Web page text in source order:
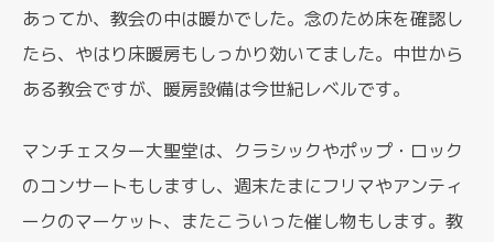
あってか、教会の中は暖かでした。念のため床を確認し
たら、やはり床暖房もしっかり効いてました。中世から
ある教会ですが、暖房設備は今世紀レベルです。
マンチェスター大聖堂は、クラシックやポップ・ロック
のコンサートもしますし、週末たまにフリマやアンティ
ークのマーケット、またこういった催し物もします。教